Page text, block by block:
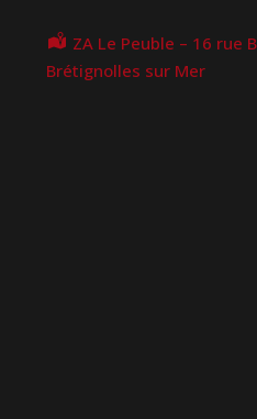
ZA Le Peuble – 16 rue
Brétignolles sur Mer